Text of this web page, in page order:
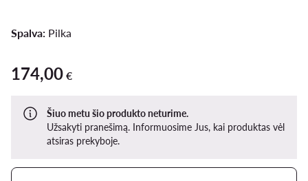
Spalva: Pilka
174,00 €
174,00 €
Šiuo metu šio produkto neturime.
Užsakyti pranešimą. Informuosime Jus, kai produktas vėl
atsiras prekyboje.